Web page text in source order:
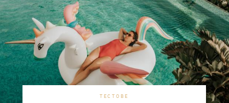
ТЕСТОВЕ